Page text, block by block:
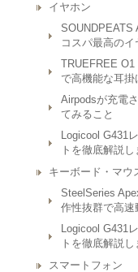
イヤホン
SOUNDPEATS
コスパ最高のイ
TRUEFREE
で高機能な耳掛
Airpodsが充電
てみること
Logicool G431
トを徹底解説し
キーボード・マウ
SteelSeries
作性抜群で高速
Logicool G431
トを徹底解説し
スマートフォン